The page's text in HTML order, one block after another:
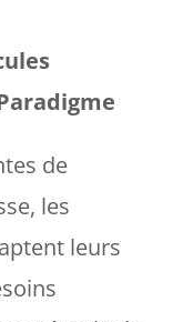
de
les
leurs